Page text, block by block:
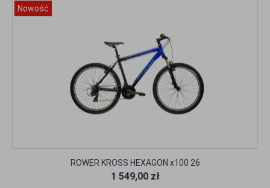
Nowość
ROWER KROSS HEXAGON x100 26
1 549,00 zł